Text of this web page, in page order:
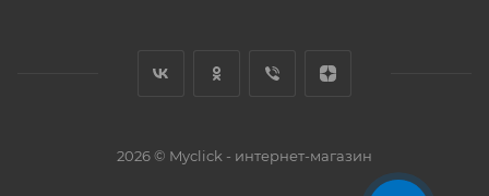
2026 © Myclick - интернет-магазин